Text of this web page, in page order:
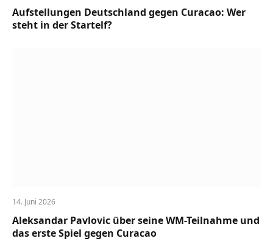
Aufstellungen Deutschland gegen Curacao: Wer
steht in der Startelf?
14. Juni 2026
Aleksandar Pavlovic über seine WM-Teilnahme und
das erste Spiel gegen Curacao